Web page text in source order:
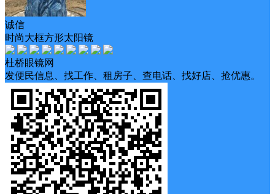
诚信
时尚大框方形太阳镜
杜桥眼镜网
发便民信息、找工作、租房子、查电话、找好店、抢优惠。